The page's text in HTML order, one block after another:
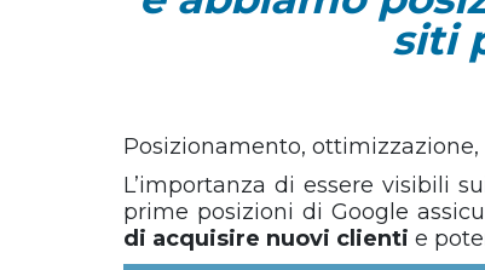
siti
Posizionamento, ottimizzazione,
L’importanza di essere visibili
prime posizioni di Google
di acquisire nuovi clienti e